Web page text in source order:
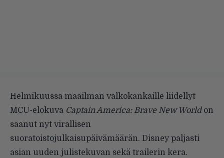
Helmikuussa maailman valkokankaille liidellyt
MCU-elokuva Captain America: Brave New Worldon
saanut nyt virallisen
suoratoistojulkaisupäivämäärän. Disney paljasti
asian uuden julistekuvan sekä trailerin kera.